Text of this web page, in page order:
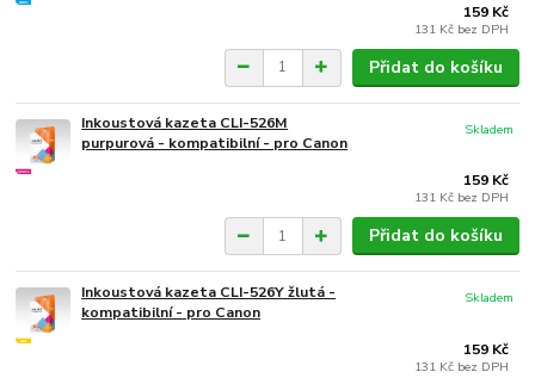
159 Kč
131 Kč bez DPH
Přidat do košíku
Inkoustová kazeta CLI-526M
purpurová - kompatibilní - pro Canon
159 Kč
131 Kč bez DPH
Skladem
Přidat do košíku
Inkoustová kazeta CLI-526Y žlutá -
kompatibilní - pro Canon
159 Kč
131 Kč bez DPH
Skladem